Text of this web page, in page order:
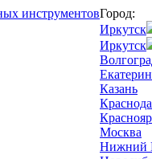
Город:
Иркутск
Иркутск
Казань
Москва
Нижний